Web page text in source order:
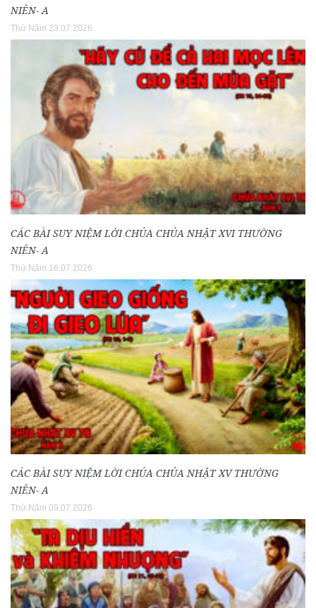
NIÊN- A
Thứ Năm 23.07.2026
CÁC BÀI SUY NIỆM LỜI CHÚA CHÚA NHẬT XVI THƯỜNG
NIÊN- A
Thứ Năm 16.07.2026
CÁC BÀI SUY NIỆM LỜI CHÚA CHÚA NHẬT XV THƯỜNG
NIÊN- A
Thứ Năm 09.07.2026